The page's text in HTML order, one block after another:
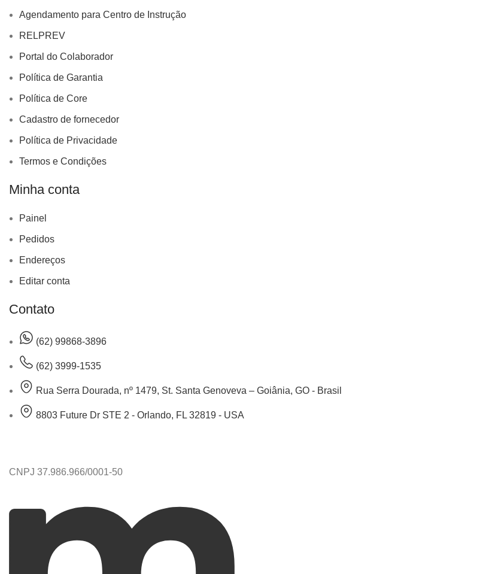
Agendamento para Centro de Instrução
RELPREV
Portal do Colaborador
Política de Garantia
Política de Core
Cadastro de fornecedor
Política de Privacidade
Termos e Condições
Minha conta
Painel
Pedidos
Endereços
Editar conta
Contato
(62) 99868-3896
(62) 3999-1535
Rua Serra Dourada, nº 1479, St. Santa Genoveva – Goiânia, GO - Brasil
8803 Future Dr STE 2 - Orlando, FL 32819 - USA
CNPJ 37.986.966/0001-50